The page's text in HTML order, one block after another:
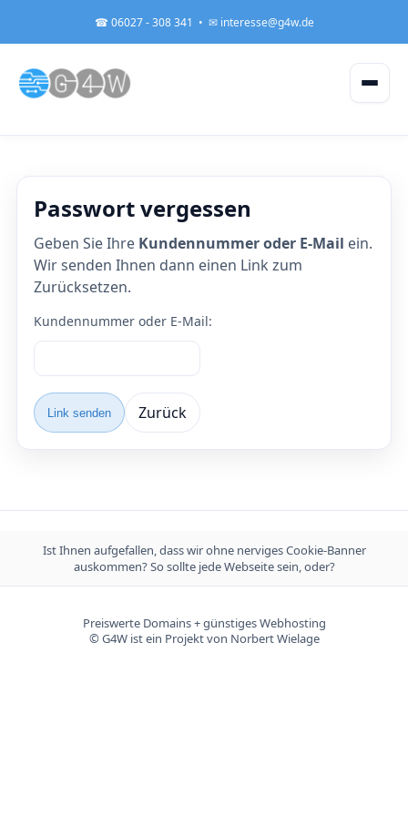
☎ 06027 - 308 341 • ✉ interesse@g4w.de
Passwort vergessen
Geben Sie Ihre Kundennummer oder E-Mail ein.
Wir senden Ihnen dann einen Link zum
Zurücksetzen.
Kundennummer oder E-Mail:
Link senden Zurück
Ist Ihnen aufgefallen, dass wir ohne nerviges Cookie-Banner
auskommen? So sollte jede Webseite sein, oder?
Preiswerte Domains + günstiges Webhosting
© G4W ist ein Projekt von Norbert Wielage